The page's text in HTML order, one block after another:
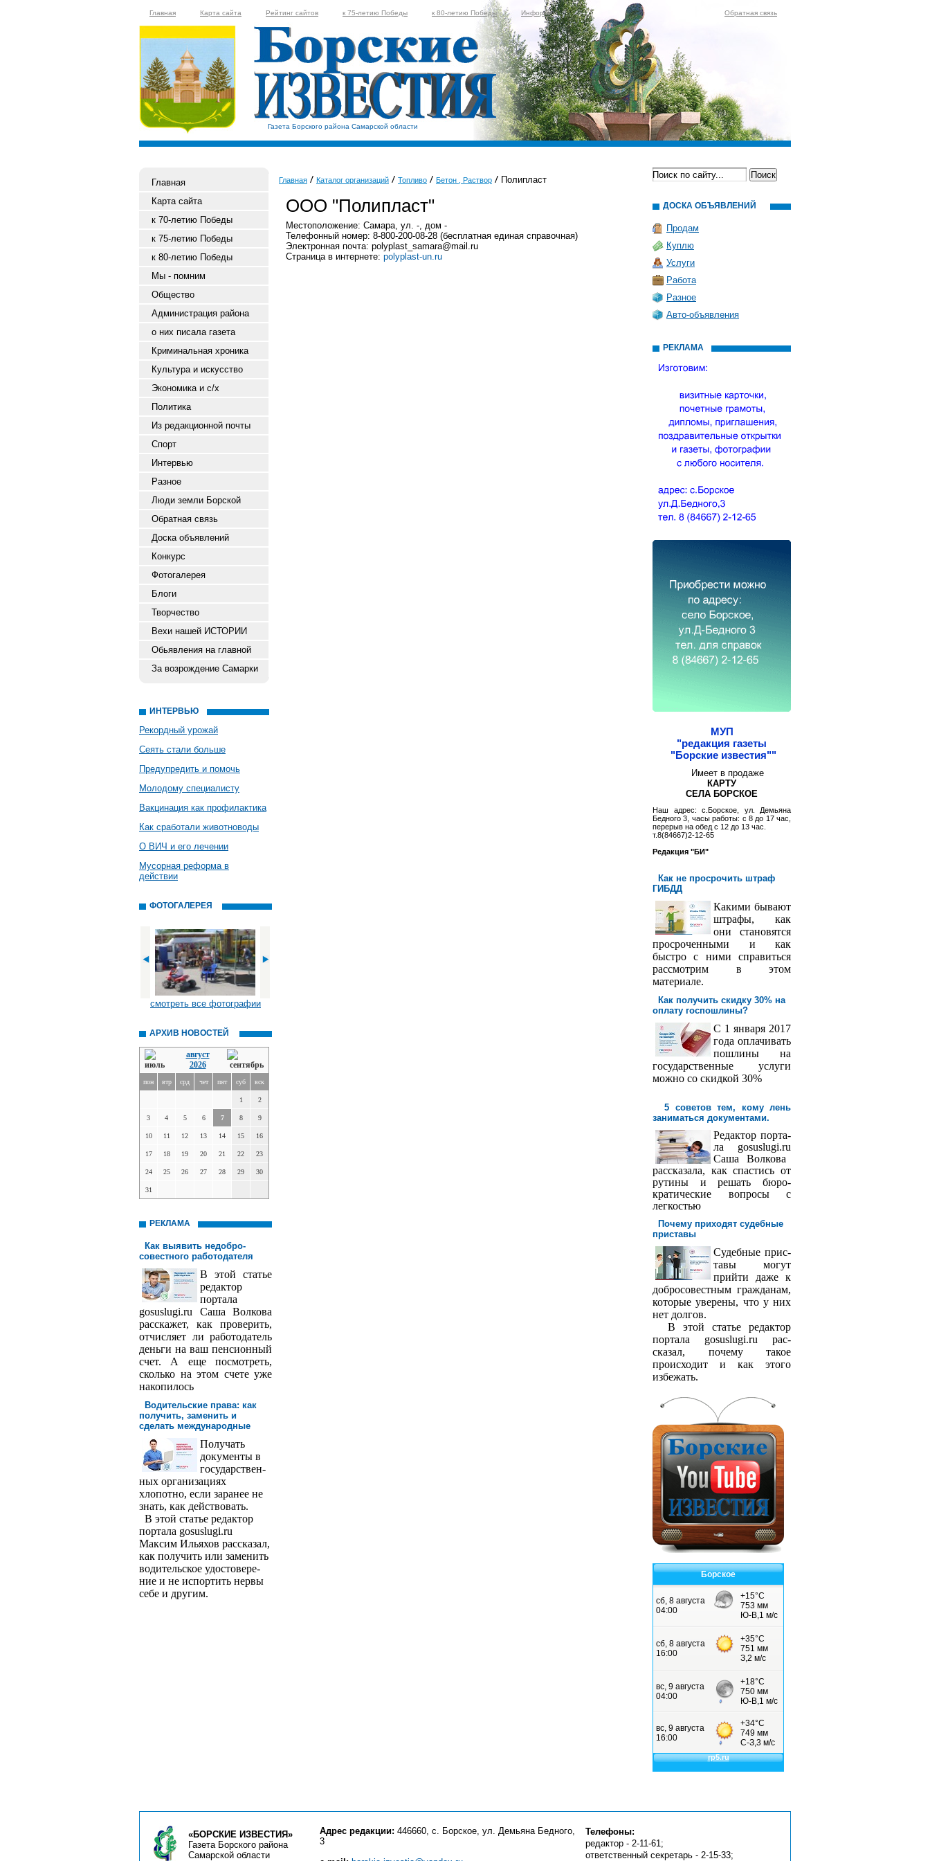
Главная Карта сайта Рейтинг сайтов к 75-летию Победы к 80-летию Победы Информер Обратная связь
Газета Борского района Самарской области
Главная
Карта сайта
к 70-летию Победы
к 75-летию Победы
к 80-летию Победы
Мы - помним
Общество
Администрация района
о них писала газета
Криминальная хроника
Культура и искусство
Экономика и с/х
Политика
Из редакционной почты
Спорт
Интервью
Разное
Люди земли Борской
Обратная связь
Доска объявлений
Конкурс
Фотогалерея
Блоги
Творчество
Вехи нашей ИСТОРИИ
Обьявления на главной
За возрождение Самарки
ИНТЕРВЬЮ
Рекордный урожай
Сеять стали больше
Предупредить и помочь
Молодому специалисту
Вакцинация как профилактика
Как сработали животноводы
О ВИЧ и его лечении
Мусорная реформа в
действии
ФОТОГАЛЕРЕЯ
смотреть все фотографии
АРХИВ НОВОСТЕЙ
август
2026
пон втр срд чет пят суб вск
1 2
3 4 5 6 7 8 9
10 11 12 13 14 15 16
17 18 19 20 21 22 23
24 25 26 27 28 29 30
31
РЕКЛАМА
Как выявить недобро­
совестного работодателя
В этой статье
редактор
порта­ла
gosuslugi.ru Саша Волкова
расскажет, как проверить,
отчисляет ли работодатель
деньги на ваш пенсионный
счет. А еще посмотреть,
сколько на этом счете уже
накопилось
Водительские права: как
получить, заменить и
сделать международ­ные
Получать
доку­менты в
государствен­
ных организациях
хлопотно, если заранее не
знать, как действовать.
В этой статье редактор
портала gosuslugi.ru
Максим Ильяхов рассказал,
как получить или заменить
водительское удостовере­
ние и не испортить нервы
себе и другим.
Главная Каталог организаций Топливо Бетон , Раствор Полипласт
ООО "Полипласт"
Местоположение: Самара, ул. -, дом -
Телефонный номер: 8-800-200-08-28 (бесплатная единая справочная)
Электронная почта: polyplast_samara@mail.ru
Страница в интернете: polyplast-un.ru
ДОСКА ОБЪЯВЛЕНИЙ
Продам
Куплю
Услуги
Работа
Разное
Авто-объявления
РЕКЛАМА
МУП
"редакция газеты
"Борские известия""
Имеет в продаже
КАРТУ
СЕЛА БОРСКОЕ
Наш адрес: с.Борское, ул. Демьяна
Бедного 3, часы работы: с 8 до 17 час,
перерыв на обед с 12 до 13 час.
т.8(84667)2-12-65
Редакция "БИ"
Как не просрочить штраф
ГИБДД
Какими бывают
штрафы, как
они становятся
просроченными и как
быстро с ними справиться
рассмотрим в этом
материале.
Как получить скидку 30% на
оплату госпош­лины?
С 1 января 2017
года оплачивать
пошлины на
государственные услуги
можно со скидкой 30%
5 советов тем, кому лень
заниматься документами.
Редактор порта­
ла gosuslugi.ru
Саша Волкова
рассказала, как спастись от
рутины и решать бюро­
кратические вопросы с
легкостью
Почему приходят судебные
приставы
Судебные прис­
тавы могут
прийти даже к
добросовестным гражданам,
которые уверены, что у них
нет долгов.
В этой статье редактор
портала gosuslugi.ru рас­
сказал, почему такое
происходит и как этого
избежать.
Борское
«БОРСКИЕ ИЗВЕСТИЯ»
Газета Борского района
Самарской области
Адрес редакции: 446660, с. Борское, ул. Демьяна Бедного,
3
Телефоны:
редактор - 2-11-61;
ответственный секретарь - 2-15-33;